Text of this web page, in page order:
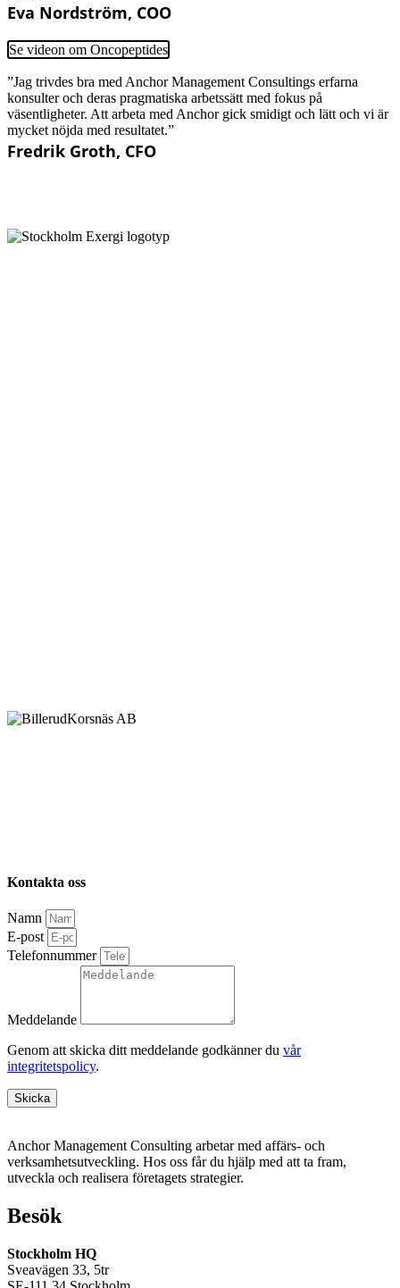
Eva Nordström, COO
Se videon om Oncopeptides
”Jag trivdes bra med Anchor Management Consultings erfarna
konsulter och deras pragmatiska arbetssätt med fokus på
väsentligheter. Att arbeta med Anchor gick smidigt och lätt och vi är
mycket nöjda med resultatet.”
Fredrik Groth, CFO
Kontakta oss
Namn
E-post
Telefonnummer
Meddelande
Genom att skicka ditt meddelande godkänner du vår
integritetspolicy.
Skicka
Anchor Management Consulting arbetar med affärs- och
verksamhetsutveckling. Hos oss får du hjälp med att ta fram,
utveckla och realisera företagets strategier.
Besök
Stockholm HQ
Sveavägen 33, 5tr